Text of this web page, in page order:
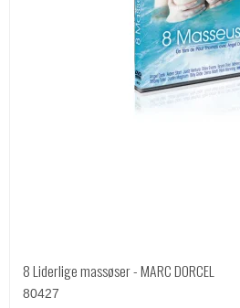
8 Liderlige massøser - MARC DORCEL
80427